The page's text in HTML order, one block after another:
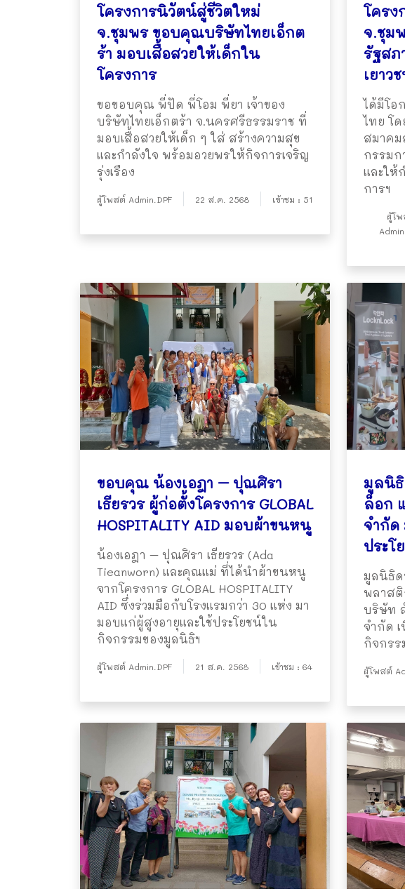
โครงการนิวัตน์สู่ชีวิตใหม่
จ.ชุมพร ขอบคุณบริษัทไทยเอ็กต
ร้า มอบเสื้อสวยให้เด็กใน
โครงการ
ขอขอบคุณ พี่ปัด พี่โอม พี่ยา เจ้าของ
บริษัทไทยเอ็กตร้า จ.นครศรีธรรมราช ที่
มอบเสื้อสวยให้เด็ก ๆ ใส่ สร้างความสุข
และกำลังใจ พร้อมอวยพรให้กิจการเจริญ
รุ่งเรือง
ผู้โพสต์ Admin.DPF 22 ส.ค. 2568 เข้าชม : 51
โครง
จ.ชุม
รัฐสภ
เยาว
ได้มีโอ
ไทย โ
สมาค
กรรมก
และให้
การฯ
ผู้โ
ขอบคุณ น้องเอฎา – ปุณศิรา
เธียรวร ผู้ก่อตั้งโครงการ GLOBAL
HOSPITALITY AID มอบผ้าขนหนู
น้องเอฎา – ปุณศิรา เธียรวร (Ada
Tieanworn) และคุณแม่ ที่ได้นำผ้าขนหนู
จากโครงการ GLOBAL HOSPITALITY
AID ซึ่งร่วมมือกับโรงแรมกว่า 30 แห่ง มา
มอบแก่ผู้สูงอายุและใช้ประโยชน์ใน
กิจกรรมของมูลนิธิฯ
ผู้โพสต์ Admin.DPF 21 ส.ค. 2568 เข้าชม : 64
มูลนิ
ล็อก
จำกัด
ประโ
มูลนิธิด
พลาสติ
บริษัท
จำกัด
กิจกรร
ผู้โพสต์